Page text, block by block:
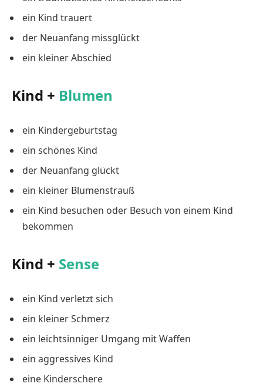
ein Kind trauert
der Neuanfang missglückt
ein kleiner Abschied
Kind + Blumen
ein Kindergeburtstag
ein schönes Kind
der Neuanfang glückt
ein kleiner Blumenstrauß
ein Kind besuchen oder Besuch von einem Kind
bekommen
Kind + Sense
ein Kind verletzt sich
ein kleiner Schmerz
ein leichtsinniger Umgang mit Waffen
ein aggressives Kind
eine Kinderschere